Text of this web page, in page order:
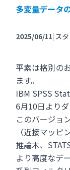
多変量データ
2025/06/11|ス
平素は格別の
ます。
IBM SPSS
6月10日より
このバージョ
（近接マッ
推論木、
より高度なデ